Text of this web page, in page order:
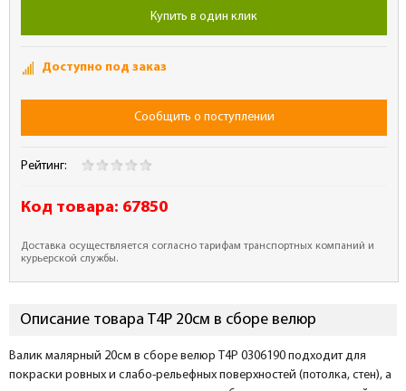
Купить в один клик
Доступно под заказ
Сообщить о поступлении
Рейтинг:
Код товара: 67850
Доставка осуществляется согласно тарифам транспортных компаний и
курьерской службы.
Описание товара T4P 20см в сборе велюр
Валик малярный 20см в сборе велюр T4P 0306190 подходит для
покраски ровных и слабо-рельефных поверхностей (потолка, стен), а